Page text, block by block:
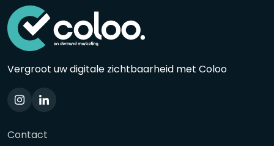
Vergroot uw digitale zichtbaarheid met Coloo
Contact